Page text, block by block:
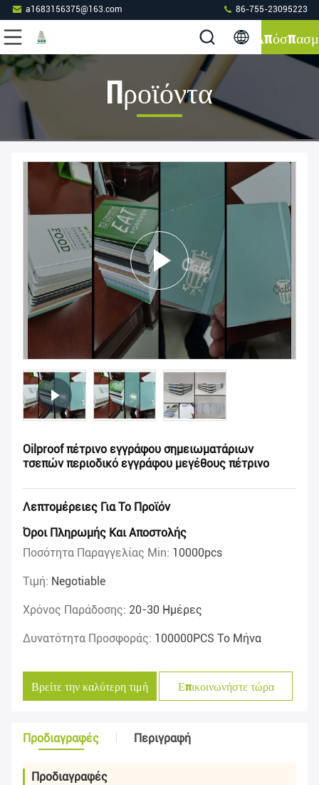
a1683156375@163.com 86-755-23095223
Προϊόντα
Oilproof πέτρινο εγγράφου σημειωματάριων
τσεπών περιοδικό εγγράφου μεγέθους πέτρινο
Λεπτομέρειες Για Το Προϊόν
Όροι Πληρωμής Και Αποστολής
Ποσότητα Παραγγελίας Min: 10000pcs
Τιμή: Negotiable
Χρόνος Παράδοσης: 20-30 Ημέρες
Δυνατότητα Προσφοράς: 100000PCS Το Μήνα
Βρείτε την καλύτερη τιμή Επικοινωνήστε τώρα
Προδιαγραφές Περιγραφή
Προδιαγραφές